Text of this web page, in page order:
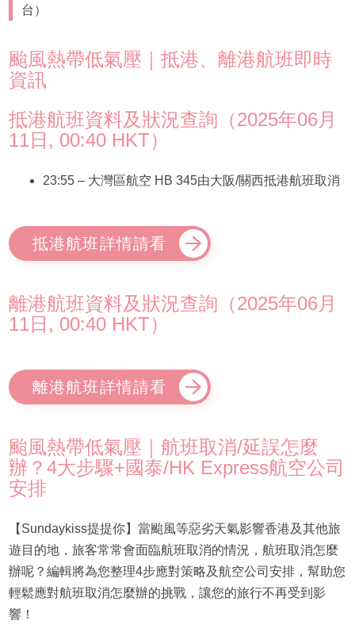
台）
颱風熱帶低氣壓｜抵港、離港航班即時
資訊
抵港航班資料及狀況查詢（2025年06月
11日, 00:40 HKT）
23:55 – 大灣區航空 HB 345由大阪/關西抵港航班取消
抵港航班詳情請看
離港航班資料及狀況查詢（2025年06月
11日, 00:40 HKT）
離港航班詳情請看
颱風熱帶低氣壓｜航班取消/延誤怎麼
辦？4大步驟+國泰/HK Express航空公司
安排
【Sundaykiss提提你】當颱風等惡劣天氣影響香港及其他旅
遊目的地，旅客常常會面臨航班取消的情況，航班取消怎麼
辦呢？編輯將為您整理4步應對策略及航空公司安排，幫助您
輕鬆應對航班取消怎麼辦的挑戰，讓您的旅行不再受到影
響！